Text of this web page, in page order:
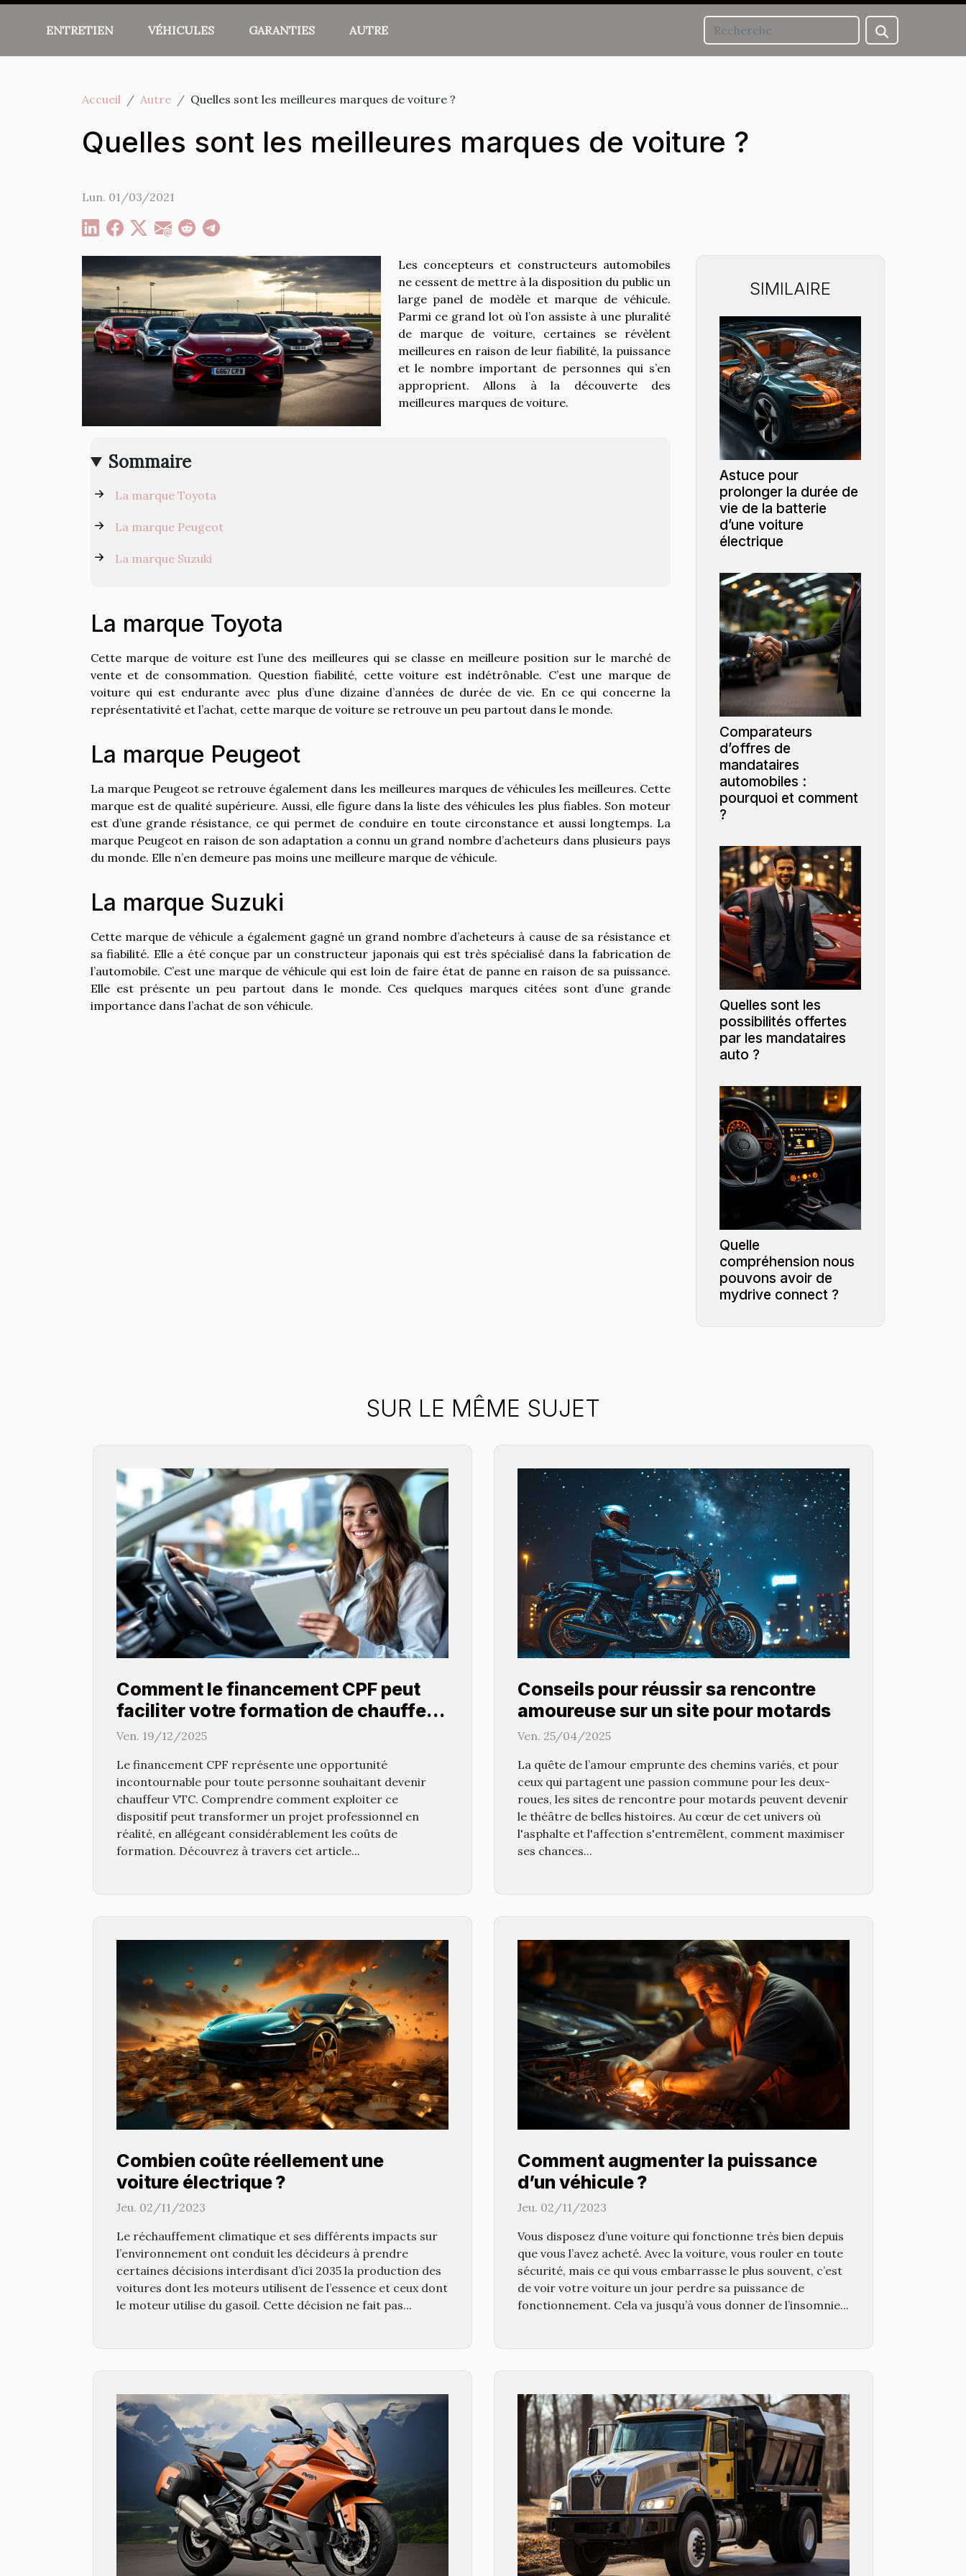
ENTRETIEN VÉHICULES GARANTIES AUTRE
Accueil Autre Quelles sont les meilleures marques de voiture ?
Quelles sont les meilleures marques de voiture ?
Lun. 01/03/2021
Sommaire
La marque Toyota
La marque Peugeot
La marque Suzuki
Les concepteurs et constructeurs automobiles
ne cessent de mettre à la disposition du public un
large panel de modèle et marque de véhicule.
Parmi ce grand lot où l’on assiste à une pluralité
de marque de voiture, certaines se révèlent
meilleures en raison de leur fiabilité, la puissance
et le nombre important de personnes qui s’en
approprient. Allons à la découverte des
meilleures marques de voiture.
La marque Toyota
Cette marque de voiture est l’une des meilleures qui se classe en meilleure position sur le marché de
vente et de consommation. Question fiabilité, cette voiture est indétrônable. C’est une marque de
voiture qui est endurante avec plus d’une dizaine d’années de durée de vie. En ce qui concerne la
représentativité et l’achat, cette marque de voiture se retrouve un peu partout dans le monde.
La marque Peugeot
La marque Peugeot se retrouve également dans les meilleures marques de véhicules les meilleures. Cette
marque est de qualité supérieure. Aussi, elle figure dans la liste des véhicules les plus fiables. Son moteur
est d’une grande résistance, ce qui permet de conduire en toute circonstance et aussi longtemps. La
marque Peugeot en raison de son adaptation a connu un grand nombre d’acheteurs dans plusieurs pays
du monde. Elle n’en demeure pas moins une meilleure marque de véhicule.
La marque Suzuki
Cette marque de véhicule a également gagné un grand nombre d’acheteurs à cause de sa résistance et
sa fiabilité. Elle a été conçue par un constructeur japonais qui est très spécialisé dans la fabrication de
l’automobile. C’est une marque de véhicule qui est loin de faire état de panne en raison de sa puissance.
Elle est présente un peu partout dans le monde. Ces quelques marques citées sont d’une grande
importance dans l’achat de son véhicule.
SIMILAIRE
Astuce pour
prolonger la durée de
vie de la batterie
d’une voiture
électrique
Comparateurs
d’offres de
mandataires
automobiles :
pourquoi et comment
?
Quelles sont les
possibilités offertes
par les mandataires
auto ?
Quelle
compréhension nous
pouvons avoir de
mydrive connect ?
SUR LE MÊME SUJET
Comment le financement CPF peut
faciliter votre formation de chauffeur
VTC ?
Ven. 19/12/2025
Le financement CPF représente une opportunité
incontournable pour toute personne souhaitant devenir
chauffeur VTC. Comprendre comment exploiter ce
dispositif peut transformer un projet professionnel en
réalité, en allégeant considérablement les coûts de
formation. Découvrez à travers cet article...
Conseils pour réussir sa rencontre
amoureuse sur un site pour motards
Ven. 25/04/2025
La quête de l’amour emprunte des chemins variés, et pour
ceux qui partagent une passion commune pour les deux-
roues, les sites de rencontre pour motards peuvent devenir
le théâtre de belles histoires. Au cœur de cet univers où
l'asphalte et l'affection s'entremêlent, comment maximiser
ses chances...
Combien coûte réellement une
voiture électrique ?
Jeu. 02/11/2023
Le réchauffement climatique et ses différents impacts sur
l’environnement ont conduit les décideurs à prendre
certaines décisions interdisant d’ici 2035 la production des
voitures dont les moteurs utilisent de l’essence et ceux dont
le moteur utilise du gasoil. Cette décision ne fait pas...
Comment augmenter la puissance
d’un véhicule ?
Jeu. 02/11/2023
Vous disposez d’une voiture qui fonctionne très bien depuis
que vous l’avez acheté. Avec la voiture, vous rouler en toute
sécurité, mais ce qui vous embarrasse le plus souvent, c’est
de voir votre voiture un jour perdre sa puissance de
fonctionnement. Cela va jusqu’à vous donner de l’insomnie...